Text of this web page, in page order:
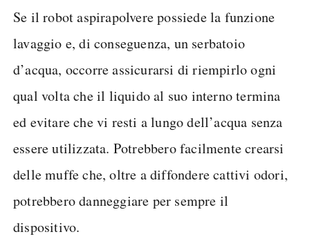
Se il robot aspirapolvere possiede la funzione
lavaggio e, di conseguenza, un serbatoio
d’acqua, occorre assicurarsi di riempirlo ogni
qual volta che il liquido al suo interno termina
ed evitare che vi resti a lungo dell’acqua senza
essere utilizzata. Potrebbero facilmente crearsi
delle muffe che, oltre a diffondere cattivi odori,
potrebbero danneggiare per sempre il
dispositivo.